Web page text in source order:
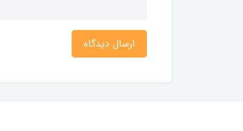
ارسال دیدگاه